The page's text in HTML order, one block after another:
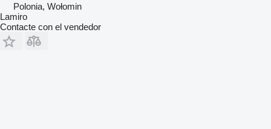
Polonia, Wołomin
Lamiro
Contacte con el vendedor